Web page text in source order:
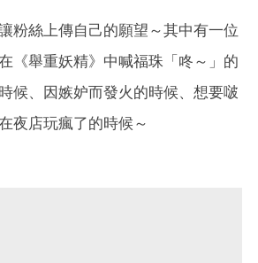
粉絲上傳自己的願望～其中有一位
《舉重妖精》中喊福珠「咚～」的
候、因嫉妒而發火的時候、想要啵
夜店玩瘋了的時候～